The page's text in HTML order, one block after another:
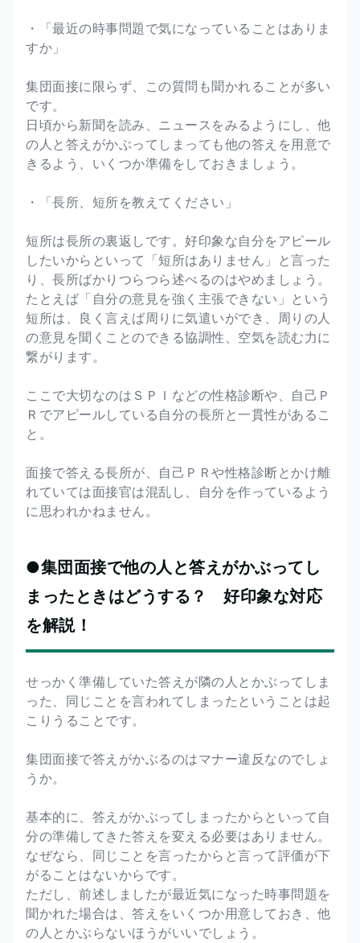
・「最近の時事問題で気になっていることはありま
すか」
集団面接に限らず、この質問も聞かれることが多い
です。
日頃から新聞を読み、ニュースをみるようにし、他
の人と答えがかぶってしまっても他の答えを用意で
きるよう、いくつか準備をしておきましょう。
・「長所、短所を教えてください」
短所は長所の裏返しです。好印象な自分をアピール
したいからといって「短所はありません」と言った
り、長所ばかりつらつら述べるのはやめましょう。
たとえば「自分の意見を強く主張できない」という
短所は、良く言えば周りに気遣いができ、周りの人
の意見を聞くことのできる協調性、空気を読む力に
繋がります。
ここで大切なのはＳＰＩなどの性格診断や、自己Ｐ
Ｒでアピールしている自分の長所と一貫性があるこ
と。
面接で答える長所が、自己ＰＲや性格診断とかけ離
れていては面接官は混乱し、自分を作っているよう
に思われかねません。
●集団面接で他の人と答えがかぶってし
まったときはどうする？ 好印象な対応
を解説！
せっかく準備していた答えが隣の人とかぶってしま
った、同じことを言われてしまったということは起
こりうることです。
集団面接で答えがかぶるのはマナー違反なのでしょ
うか。
基本的に、答えがかぶってしまったからといって自
分の準備してきた答えを変える必要はありません。
なぜなら、同じことを言ったからと言って評価が下
がることはないからです。
ただし、前述しましたが最近気になった時事問題を
聞かれた場合は、答えをいくつか用意しておき、他
の人とかぶらないほうがいいでしょう。